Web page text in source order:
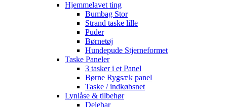
Hjemmelavet ting
Bumbag Stor
Strand taske lille
Puder
Børnetøj
Hundepude Stjerneformet
Taske Paneler
3 tasker i et Panel
Børne Rygsæk panel
Taske / indkøbsnet
Lynlåse & tilbehør
Delebar